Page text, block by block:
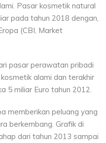
Pasar kosmetik natural
pada tahun 2018 dengan,
(CBI, Market
pasar perawatan pribadi
alami dan terakhir
5 miliar Euro tahun 2012.
memberikan peluang yang
berkembang. Grafik di
dari tahun 2013 sampai